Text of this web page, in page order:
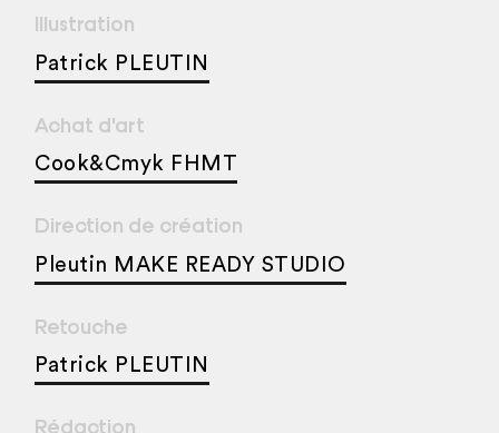
Illustration
Patrick PLEUTIN
Achat d'art
Cook&Cmyk FHMT
Direction de création
Pleutin MAKE READY STUDIO
Retouche
Patrick PLEUTIN
Rédaction